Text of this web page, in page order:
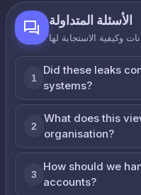
الأسئلة المتداولة
وكيفية الاستجابة لها
1
Did these leaks
systems?
2
What does this
organisation?
3
How should we
accounts?